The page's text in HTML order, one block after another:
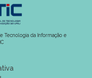
Tecnologia da Informação e